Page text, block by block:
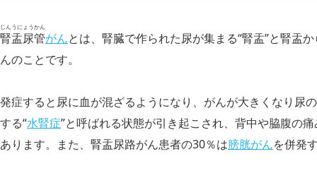
腎盂尿管
じんうにょうかん
がんとは、腎臓で作られた尿が集まる“腎盂”と腎盂
んのことです。
発症すると尿に血が混ざるようになり、がんが大きくなり尿
する“水腎症”と呼ばれる状態が引き起こされ、背中や脇腹の
あります。また、腎盂尿路がん患者の30％は膀胱がんを併発